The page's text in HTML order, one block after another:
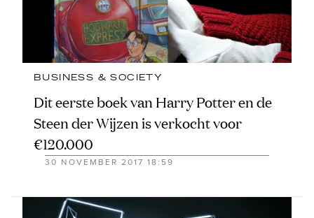
BUSINESS & SOCIETY
Dit eerste boek van Harry Potter en de
Steen der Wijzen is verkocht voor
€120.000
30 NOVEMBER 2017 18:59